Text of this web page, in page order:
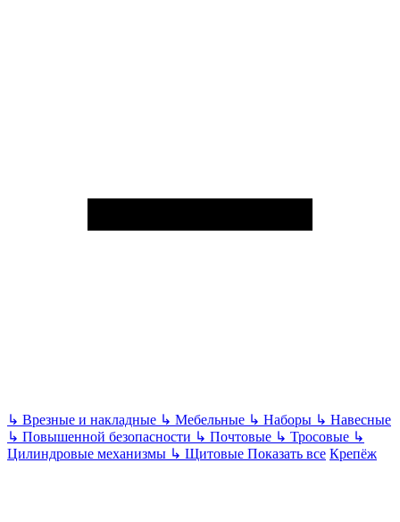
↳ Врезные и накладные ↳ Мебельные ↳ Наборы ↳ Навесные
↳ Повышенной безопасности ↳ Почтовые ↳ Тросовые ↳
Цилиндровые механизмы ↳ Щитовые Показать все Крепёж